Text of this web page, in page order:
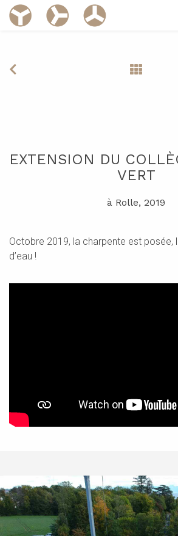
EXTENSION DU
VERT
à Rolle, 2019
Octobre 2019, la charpente est posée,
d’eau !